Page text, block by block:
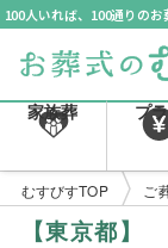
100人いれば、100通りの
家族葬 プ
むすびすTOP ご
【東京都】